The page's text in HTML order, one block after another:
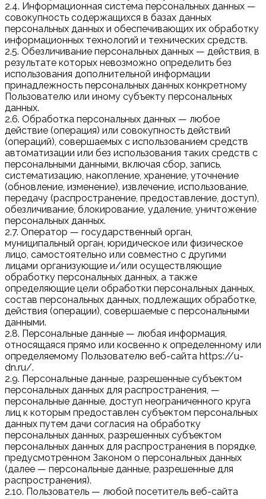
2.4. Информационная система персональных данных —
совокупность содержащихся в базах данных
персональных данных и обеспечивающих их обработку
информационных технологий и технических средств.
2.5. Обезличивание персональных данных — действия, в
результате которых невозможно определить без
использования дополнительной информации
принадлежность персональных данных конкретному
Пользователю или иному субъекту персональных
данных.
2.6. Обработка персональных данных — любое
действие (операция) или совокупность действий
(операций), совершаемых с использованием средств
автоматизации или без использования таких средств с
персональными данными, включая сбор, запись,
систематизацию, накопление, хранение, уточнение
(обновление, изменение), извлечение, использование,
передачу (распространение, предоставление, доступ),
обезличивание, блокирование, удаление, уничтожение
персональных данных.
2.7. Оператор — государственный орган,
муниципальный орган, юридическое или физическое
лицо, самостоятельно или совместно с другими
лицами организующие и/или осуществляющие
обработку персональных данных, а также
определяющие цели обработки персональных данных,
состав персональных данных, подлежащих обработке,
действия (операции), совершаемые с персональными
данными.
2.8. Персональные данные — любая информация,
относящаяся прямо или косвенно к определенному или
определяемому Пользователю веб-сайта https://u-
dn.ru/.
2.9. Персональные данные, разрешенные субъектом
персональных данных для распространения, —
персональные данные, доступ неограниченного круга
лиц к которым предоставлен субъектом персональных
данных путем дачи согласия на обработку
персональных данных, разрешенных субъектом
персональных данных для распространения в порядке,
предусмотренном Законом о персональных данных
(далее — персональные данные, разрешенные для
распространения).
2.10. Пользователь — любой посетитель веб-сайта